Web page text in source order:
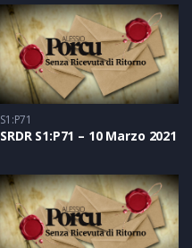
S1:P71
SRDR S1:P71 – 10 Marzo 2021